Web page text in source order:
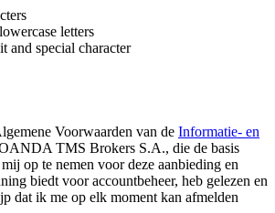
letters
and special character
Voorwaarden van de Informatie- en
TMS Brokers S.A., die de basis
op te nemen voor deze aanbieding en
biedt voor accountbeheer, heb gelezen en
dat ik me op elk moment kan afmelden